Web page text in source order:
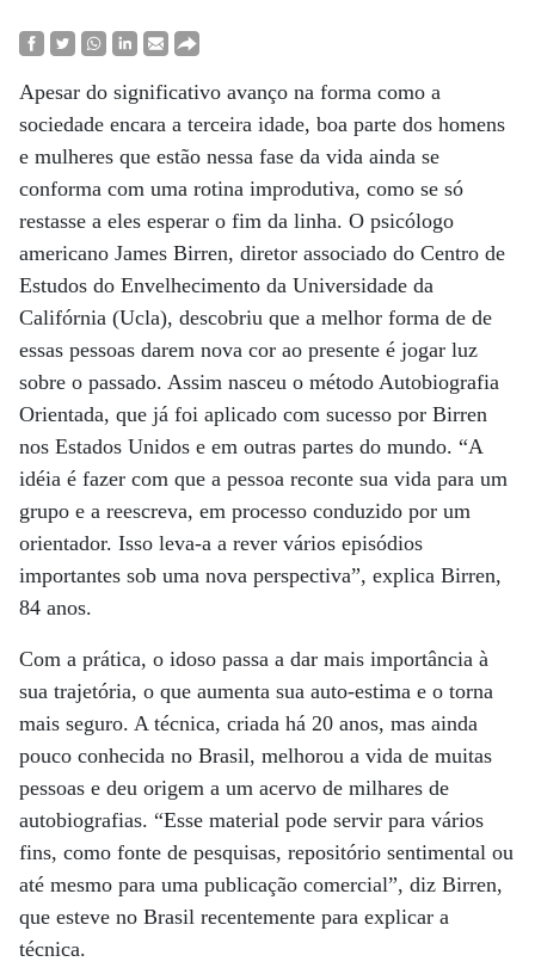
Apesar do significativo avanço na forma como a
sociedade encara a terceira idade, boa parte dos homens
e mulheres que estão nessa fase da vida ainda se
conforma com uma rotina improdutiva, como se só
restasse a eles esperar o fim da linha. O psicólogo
americano James Birren, diretor associado do Centro de
Estudos do Envelhecimento da Universidade da
Califórnia (Ucla), descobriu que a melhor forma de de
essas pessoas darem nova cor ao presente é jogar luz
sobre o passado. Assim nasceu o método Autobiografia
Orientada, que já foi aplicado com sucesso por Birren
nos Estados Unidos e em outras partes do mundo. “A
idéia é fazer com que a pessoa reconte sua vida para um
grupo e a reescreva, em processo conduzido por um
orientador. Isso leva-a a rever vários episódios
importantes sob uma nova perspectiva”, explica Birren,
84 anos.
Com a prática, o idoso passa a dar mais importância à
sua trajetória, o que aumenta sua auto-estima e o torna
mais seguro. A técnica, criada há 20 anos, mas ainda
pouco conhecida no Brasil, melhorou a vida de muitas
pessoas e deu origem a um acervo de milhares de
autobiografias. “Esse material pode servir para vários
fins, como fonte de pesquisas, repositório sentimental ou
até mesmo para uma publicação comercial”, diz Birren,
que esteve no Brasil recentemente para explicar a
técnica.